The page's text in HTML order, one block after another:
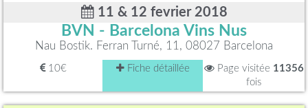
11 & 12 fevrier 2018
BVN - Barcelona Vins Nus
Nau Bostik. Ferran Turné, 11, 08027 Barcelona
10€ Fiche détaillée Page visitée 11356
fois